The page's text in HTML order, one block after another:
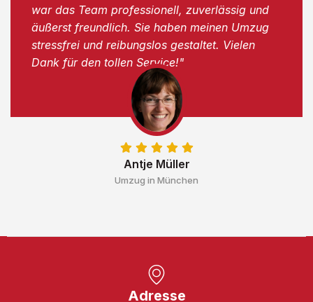
Antje Müller
Umzug in München
war das Team professionell, zuverlässig und
äußerst freundlich. Sie haben meinen Umzug
stressfrei und reibungslos gestaltet. Vielen
Dank für den tollen Service!"
Adresse